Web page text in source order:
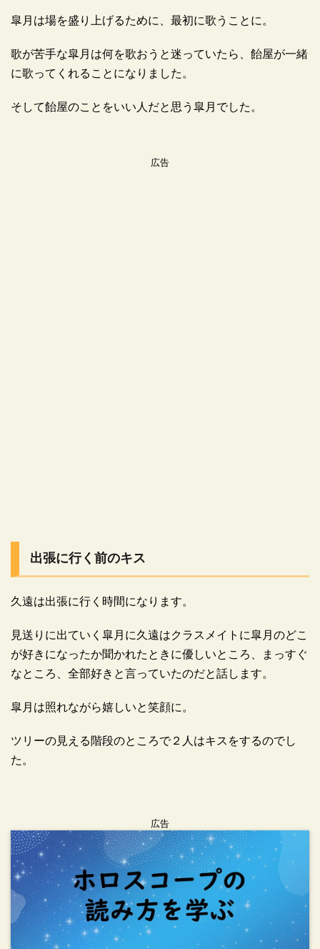
皐月は場を盛り上げるために、最初に歌うことに。
歌が苦手な皐月は何を歌おうと迷っていたら、飴屋が一緒
に歌ってくれることになりました。
そして飴屋のことをいい人だと思う皐月でした。
広告
出張に行く前のキス
久遠は出張に行く時間になります。
見送りに出ていく皐月に久遠はクラスメイトに皐月のどこ
が好きになったか聞かれたときに優しいところ、まっすぐ
なところ、全部好きと言っていたのだと話します。
皐月は照れながら嬉しいと笑顔に。
ツリーの見える階段のところで２人はキスをするのでし
た。
広告